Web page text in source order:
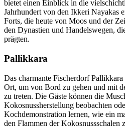
bietet einen Einblick in die
Jahrhundert von den Ikkeri Nayakas
Forts, die heute von Moos und der
den Dynastien und Handelswegen,
prägten.
Pallikkara
Das charmante Fischerdorf
Ort, um von Bord zu gehen und mit
zu treten. Die Gäste können die
Kokosnussherstellung beobachten
Kochdemonstration lernen, wie ein
den Flammen der Kokosnussschalen